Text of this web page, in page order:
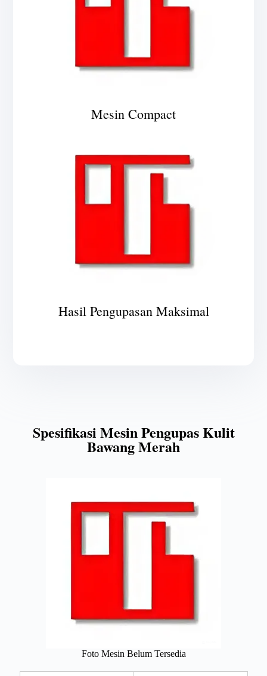
Mesin Compact
Hasil Pengupasan Maksimal
Spesifikasi Mesin Pengupas Kulit
Bawang Merah
Foto Mesin Belum Tersedia